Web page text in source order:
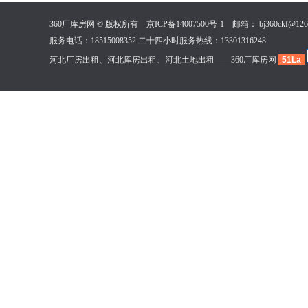
360厂库房网 © 版权所有 京ICP备14007500号-1 邮箱：
服务电话：18515008352 二十四小时服务热线：13301316248
河北厂房出租、河北库房出租、河北土地出租——360厂库房网
51La